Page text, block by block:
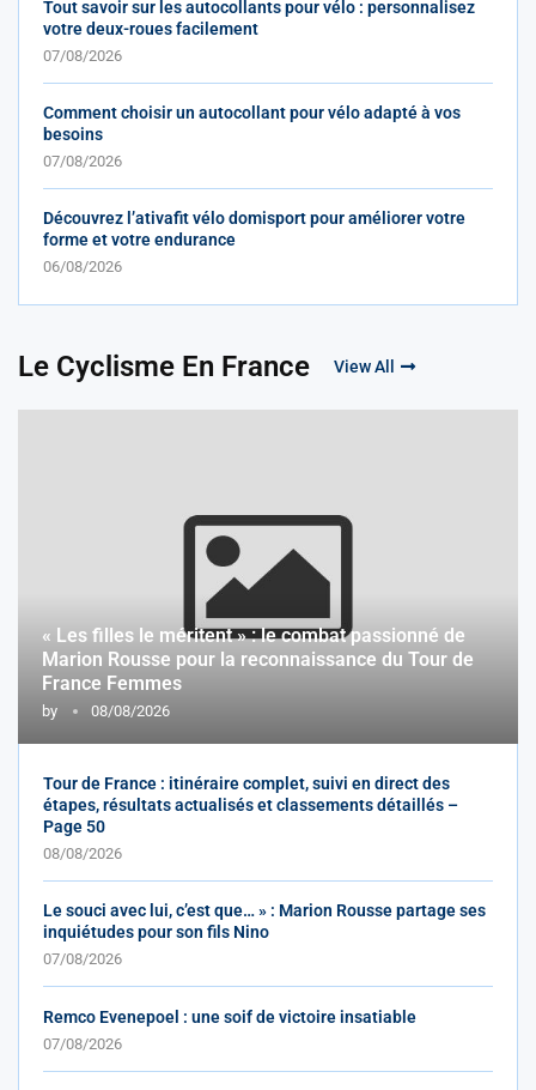
Tout savoir sur les autocollants pour vélo : personnalisez
votre deux-roues facilement
07/08/2026
Comment choisir un autocollant pour vélo adapté à vos
besoins
07/08/2026
Découvrez l’ativafit vélo domisport pour améliorer votre
forme et votre endurance
06/08/2026
Le Cyclisme En France View All
« Les filles le méritent » : le combat passionné de
Marion Rousse pour la reconnaissance du Tour de
France Femmes
by 08/08/2026
Tour de France : itinéraire complet, suivi en direct des
étapes, résultats actualisés et classements détaillés –
Page 50
08/08/2026
Le souci avec lui, c’est que… » : Marion Rousse partage ses
inquiétudes pour son fils Nino
07/08/2026
Remco Evenepoel : une soif de victoire insatiable
07/08/2026